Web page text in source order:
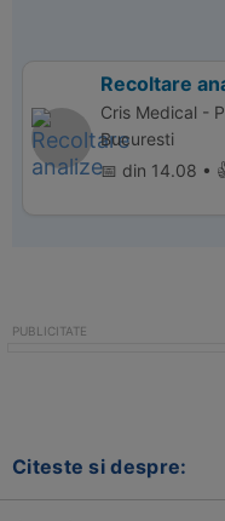
Recoltare
Cris Medical -
Bucuresti
📅 din 14.08 •
Citeste si despre: